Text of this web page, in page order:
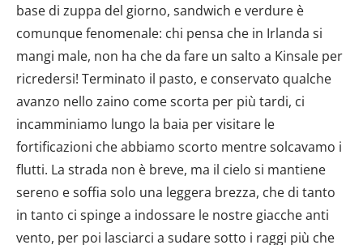
base di zuppa del giorno, sandwich e verdure è
comunque fenomenale: chi pensa che in Irlanda si
mangi male, non ha che da fare un salto a Kinsale per
ricredersi! Terminato il pasto, e conservato qualche
avanzo nello zaino come scorta per più tardi, ci
incamminiamo lungo la baia per visitare le
fortificazioni che abbiamo scorto mentre solcavamo i
flutti. La strada non è breve, ma il cielo si mantiene
sereno e soffia solo una leggera brezza, che di tanto
in tanto ci spinge a indossare le nostre giacche anti
vento, per poi lasciarci a sudare sotto i raggi più che